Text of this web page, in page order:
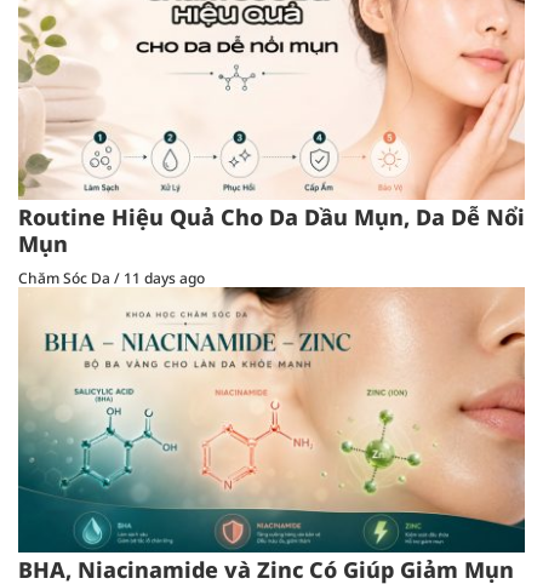
Routine Hiệu Quả Cho Da Dầu Mụn, Da Dễ Nổi
Mụn
Chăm Sóc Da / 11 days ago
BHA, Niacinamide và Zinc Có Giúp Giảm Mụn